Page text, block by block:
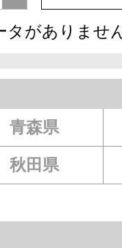
タがありませ
青森県
秋田県